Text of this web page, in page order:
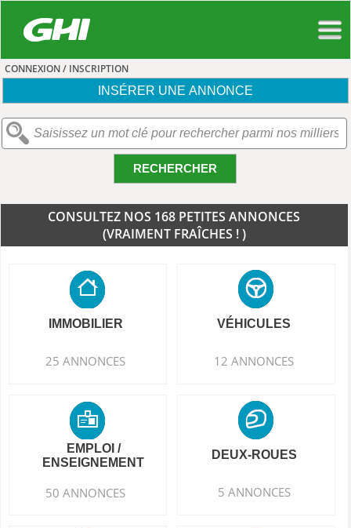
CONNEXION / INSCRIPTION
CONSULTEZ NOS 168 PETITES ANNONCES
(VRAIMENT FRAÎCHES ! )
IMMOBILIER
25 ANNONCES
VÉHICULES
12 ANNONCES
EMPLOI /
ENSEIGNEMENT
50 ANNONCES
DEUX-ROUES
5 ANNONCES
INSÉRER UNE ANNONCE
RECHERCHER